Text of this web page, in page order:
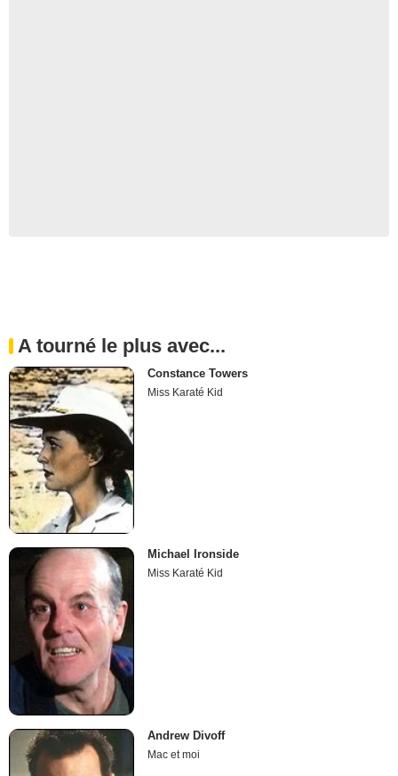
A tourné le plus avec...
Constance Towers
Miss Karaté Kid
Michael Ironside
Miss Karaté Kid
Andrew Divoff
Mac et moi